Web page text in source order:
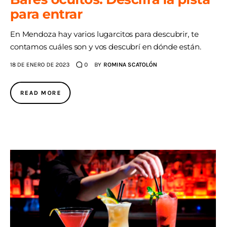
para entrar
En Mendoza hay varios lugarcitos para descubrir, te
contamos cuáles son y vos descubrí en dónde están.
18 DE ENERO DE 2023 0 BY ROMINA SCATOLÓN
READ MORE